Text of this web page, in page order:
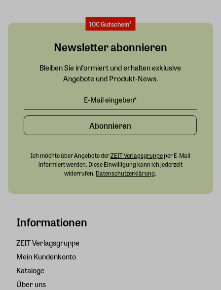
Informationen
ZEIT Verlagsgruppe
Mein Kundenkonto
Kataloge
Über uns
10€ Gutschein¹
Newsletter abonnieren
Bleiben Sie informiert und erhalten exklusive
Angebote und Produkt-News.
Abonnieren
Ich möchte über Angebote derZEIT Verlagsgruppeper E-Mail
informiert werden. Diese Einwilligung kann ich jederzeit
widerrufen. Datenschutzerklärung.